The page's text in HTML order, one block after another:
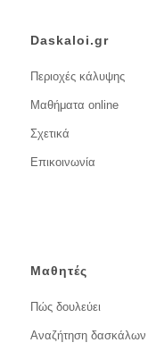
Daskaloi.gr
Περιοχές κάλυψης
Μαθήματα online
Σχετικά
Επικοινωνία
Μαθητές
Πώς δουλεύει
Αναζήτηση δασκάλων